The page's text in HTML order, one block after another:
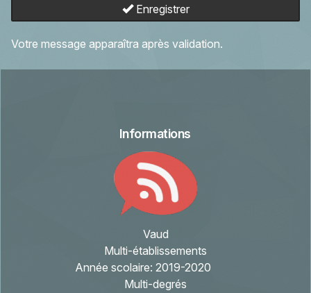
Enregistrer
Votre message apparaîtra après validation.
Informations
Vaud
Multi-établissements
Année scolaire: 2019-2020
Multi-degrés